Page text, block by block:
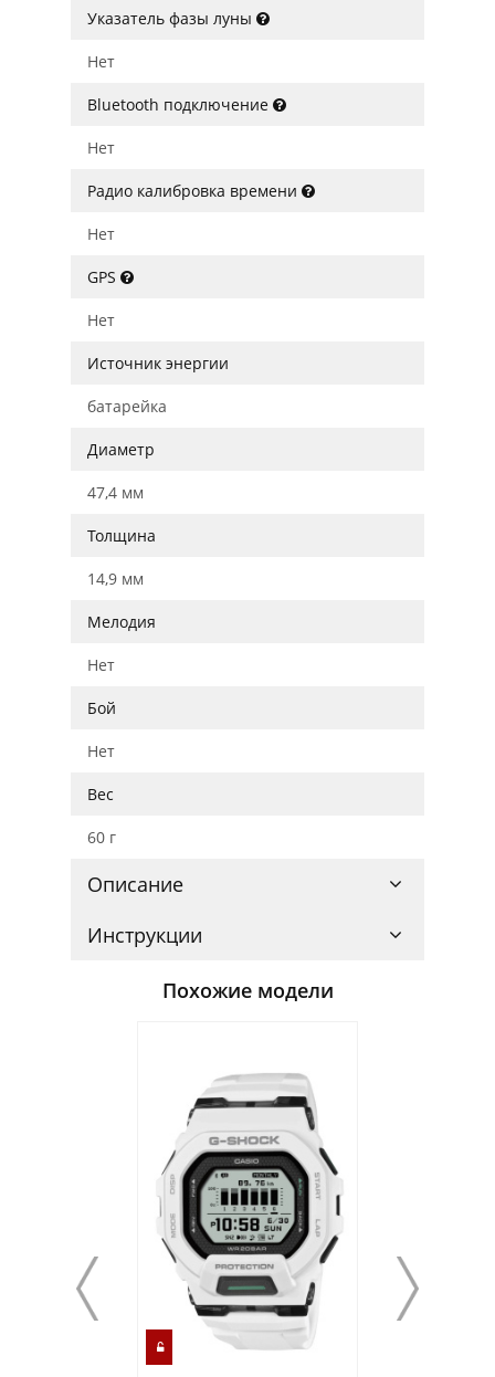
Указатель фазы луны
Нет
Bluetooth подключение
Нет
Радио калибровка времени
Нет
GPS
Нет
Источник энергии
батарейка
Диаметр
47,4 мм
Толщина
14,9 мм
Мелодия
Нет
Бой
Нет
Вес
60 г
Описание
Инструкции
Похожие модели